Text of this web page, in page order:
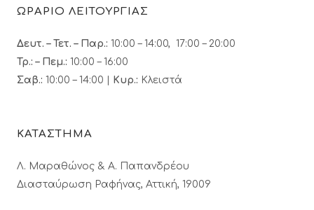
ΩΡΑΡΙΟ ΛΕΙΤΟΥΡΓΙΑΣ
Δευτ. – Τετ. – Παρ.: 10:00 – 14:00, 17:00 – 20:00
Τρ.: – Πεμ.: 10:00 – 16:00
Σαβ.: 10:00 – 14:00 | Κυρ.: Κλειστά
ΚΑΤΑΣΤΗΜΑ
Λ. Μαραθώνος & A. Παπανδρέου
Διασταύρωση Ραφήνας, Αττική, 19009